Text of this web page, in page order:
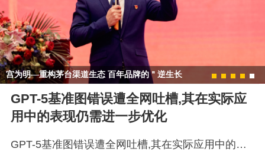
宫为明—重构茅台渠道生态 百年品牌的＂逆生长
＂密码
1 2 3 4 5
GPT-5基准图错误遭全网吐槽,其在实际应
用中的表现仍需进一步优化
GPT-5基准图错误遭全网吐槽,其在实际应用中的表现仍需进一步优化